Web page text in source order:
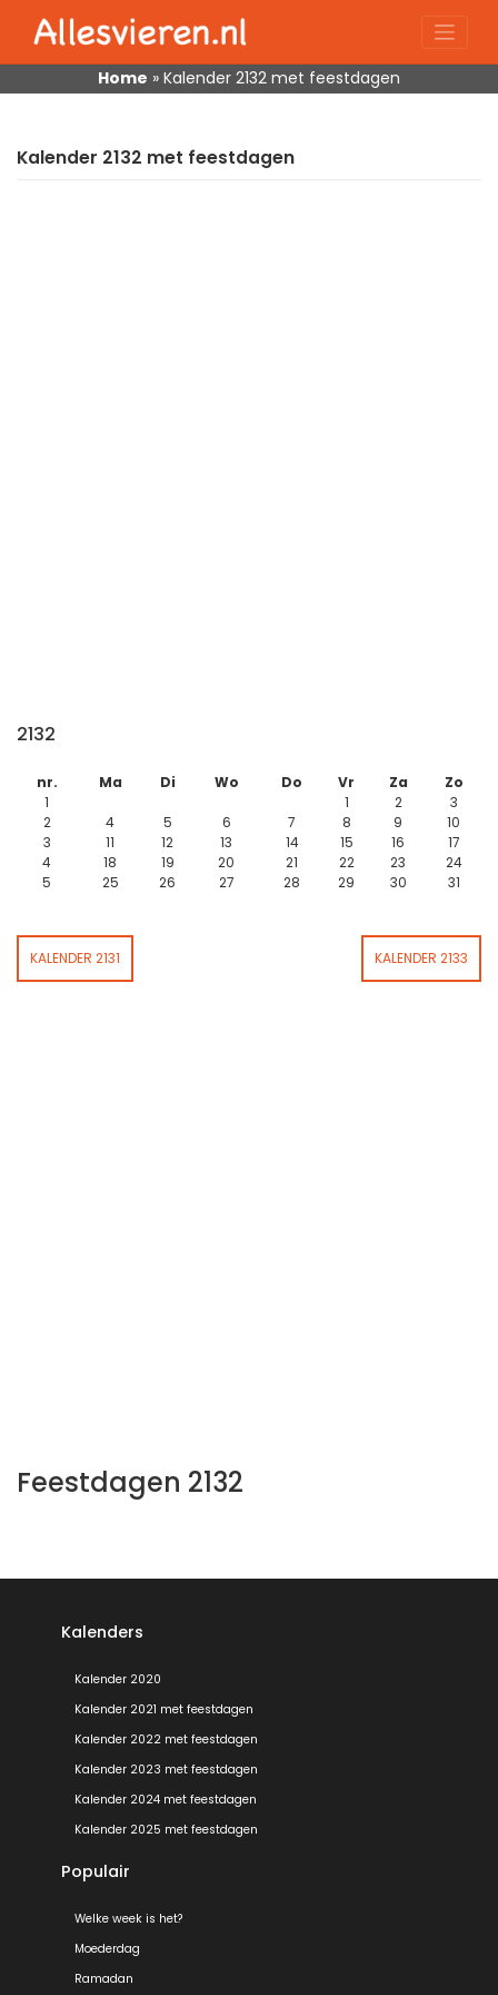
content
Home » Kalender 2132 met feestdagen
Kalender 2132 met feestdagen
2132
nr. Ma Di Wo Do Vr Za
Zo
1
1 2
3
2
4 5 6 7 8 9
10
3
11 12 13 14 15 16
17
4
18 19 20 21 22 23
24
5
25 26 27 28 29 30 31
KALENDER 2131 KALENDER 2133
Feestdagen 2132
Kalenders
Kalender 2020
Kalender 2021 met feestdagen
Kalender 2022 met feestdagen
Kalender 2023 met feestdagen
Kalender 2024 met feestdagen
Kalender 2025 met feestdagen
Populair
Welke week is het?
Moederdag
Ramadan